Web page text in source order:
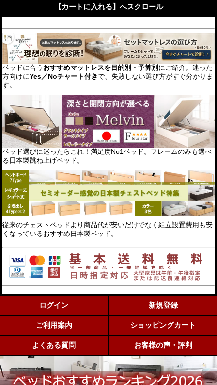
【カートに入れる】へスクロール
ベッドに合う おすすめマットレスを目的別・予算別 にご紹介。迷った
方向けにYes／Noチャート付き で、失敗しない選び方がすぐ分かりま
す。
ベッド選びに迷ったらこれ！満足度No1ベッド。フレームのみも選べ
る日本製跳ね上げベッド。
従来のチェストベッドより商品代が安いだけでなく組立設置費用も安
くなっているおすすめ日本製ベッド。
ログイン 新規登録
ご利用案内 ショッピングカート
よくある質問 お客様の声・評判